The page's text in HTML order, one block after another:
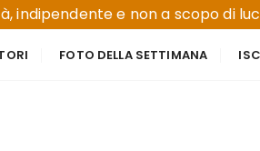
indipendente e non a scopo di
FOTO DELLA SETTIMANA